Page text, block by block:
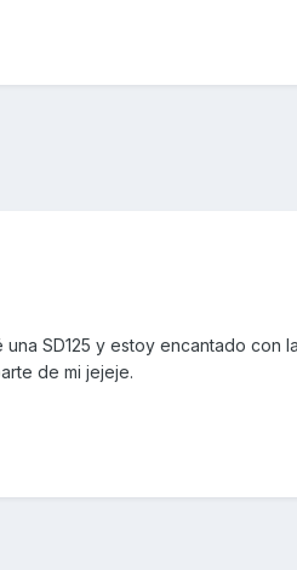
SD125 y estoy encantado con
de mi jejeje.